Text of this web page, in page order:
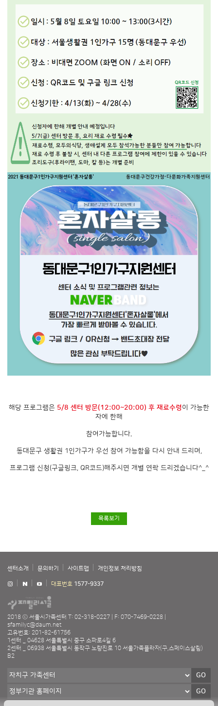
해당 프로그램은 5/8 센터 방문(12:00~20:00) 후 재료수령이 가능한
자에 한해
참여가능합니다.
동대문구 생활권 1인가구가 우선 참여 가능함을 다시 안내 드리며,
프로그램 신청(구글링크, QR코드)해주시면 개별 연락 드리겠습니다^_^
목록보기
센터소개 문의하기 사이트맵 개인정보 처리방침
대표번호 1577-9337
2018 ⓒ 서울시가족센터 T: 02-318-0227
F: 070-7469-0228
sfamilyc@daum.net
고유번호: 201-82-61756
1센터 _ 04628 서울특별시 중구 소파로4길 6
2센터 _ 06938 서울특별시 동작구 노량진로 10 서울가족플라자(구,스페이스살림)
B2
GO
GO